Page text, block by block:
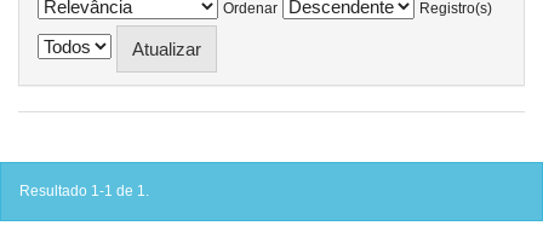
Ordenar
Registro(s)
Resultado 1-1 de 1.